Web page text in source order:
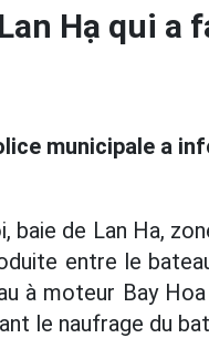
Hạ qui a
municipale a
baie de Lan Ha,
entre le
à moteur Bay
le naufrage du